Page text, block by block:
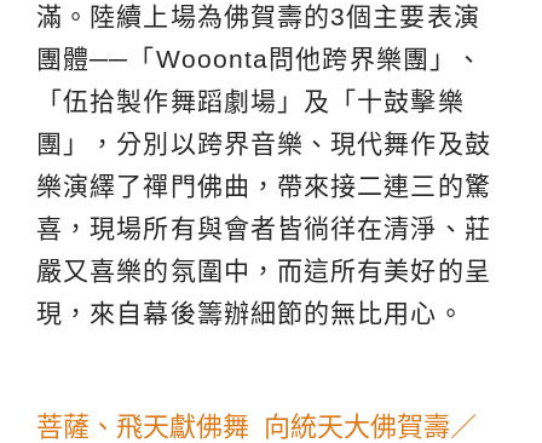
滿。陸續上場為佛賀壽的3個主要表演
團體──「Wooonta問他跨界樂團」、
「伍拾製作舞蹈劇場」及「十鼓擊樂
團」，分別以跨界音樂、現代舞作及鼓
樂演繹了禪門佛曲，帶來接二連三的驚
喜，現場所有與會者皆徜徉在清淨、莊
嚴又喜樂的氛圍中，而這所有美好的呈
現，來自幕後籌辦細節的無比用心。
菩薩、飛天獻佛舞 向統天大佛賀壽／